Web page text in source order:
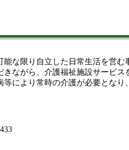
な限り自立した日常生活を営む
きながら、介護福祉施設サービス
により常時の介護が必要となり